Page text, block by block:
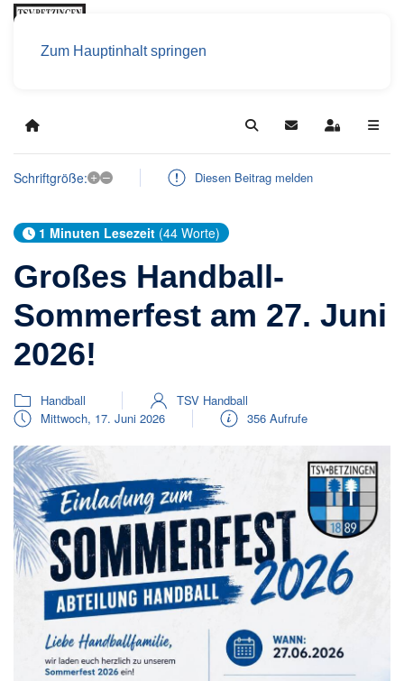
Zum Hauptinhalt springen
Home SearchUpdatesSign In
Schriftgröße: + – Diesen Beitrag melden
1 Minuten Lesezeit (44 Worte)
Großes Handball-
Sommerfest am 27. Juni
2026!
Handball
TSV Handball
Mittwoch, 17. Juni 2026
356 Aufrufe